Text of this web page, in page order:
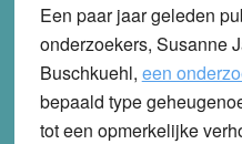
Een paar jaar geleden
onderzoekers, Susanne
Buschkuehl, een
bepaald type
tot een opmerkelijke